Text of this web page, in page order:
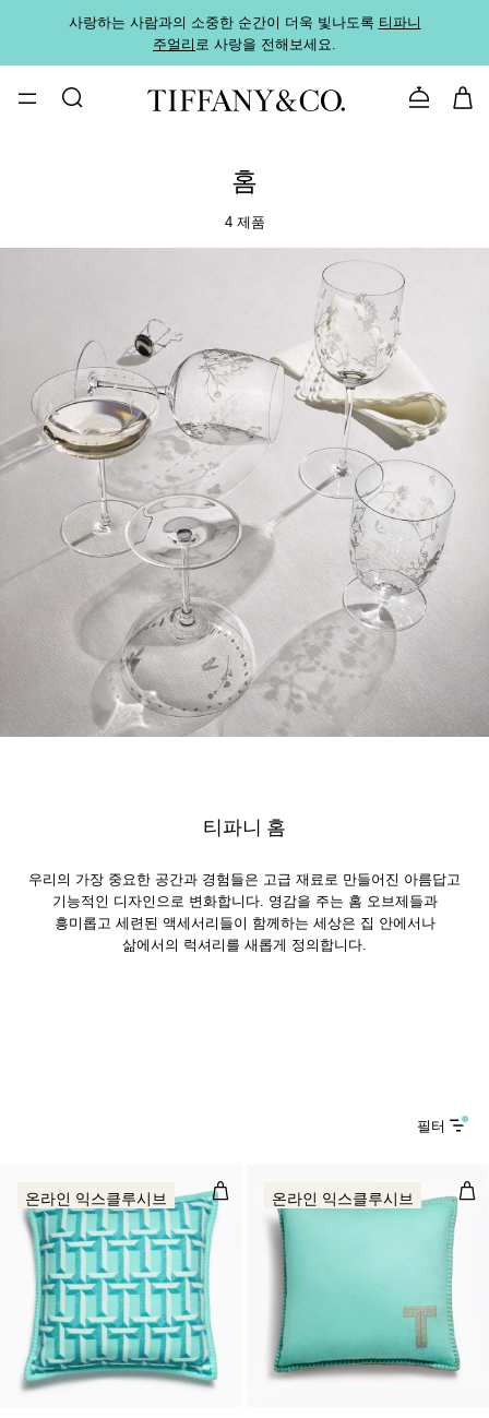
사랑하는 사람과의 소중한 순간이 더욱 빛나도록 티파니
주얼리로 사랑을 전해보세요.
문의하기
홈
4 제품
티파니 홈
우리의 가장 중요한 공간과 경험들은 고급 재료로 만들어진 아름답고
기능적인 디자인으로 변화합니다. 영감을 주는 홈 오브제들과
흥미롭고 세련된 액세서리들이 함께하는 세상은 집 안에서나
삶에서의 럭셔리를 새롭게 정의합니다.
필터
T True 쿠션 티파니 블루 캐시미어
2 색상
온라인 익스클루시브 쿠
온라인 익스클루시브